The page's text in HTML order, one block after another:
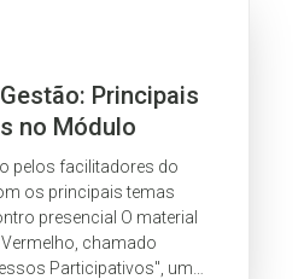
Principais
no Módulo
pelos facilitadores do
os principais temas
presencial O material
chamado
Participativos", um